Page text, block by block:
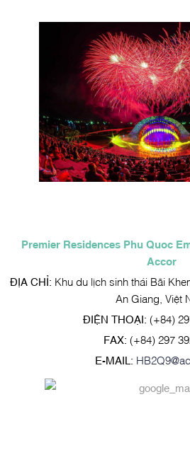
Premier Residences Phu Quoc
Accor
ĐỊA CHỈ: Khu du lịch sinh thái Bãi
An Giang, Việt
ĐIỆN THOẠI: (+84)
FAX: (+84) 297
E-MAIL: